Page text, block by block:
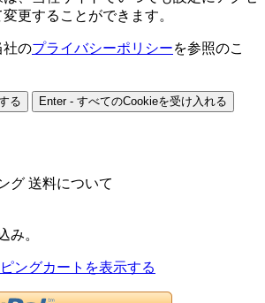
更することができます。
社のプライバシーポリシーを参照のこ
る Enter - すべてのCookieを受け入れる
グ 送料について
み。
ングカートを表示する